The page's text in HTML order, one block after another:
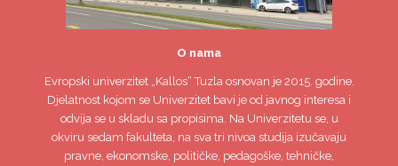
O nama
Evropski univerzitet„Kallos“ Tuzla osnovan je 2015. godine.
Djelatnost kojom se Univerzitet bavi je od javnog interesa i
odvija se u skladu sa propisima. Na Univerzitetu se, u
okviru sedam fakulteta, na sva tri nivoa studija izučavaju
pravne, ekonomske, političke, pedagoške, tehničke,